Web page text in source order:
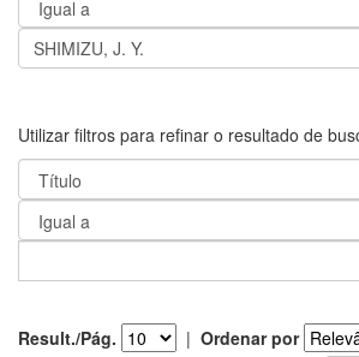
Utilizar filtros para refinar o resultado de
Result./Pág. | Ordenar por